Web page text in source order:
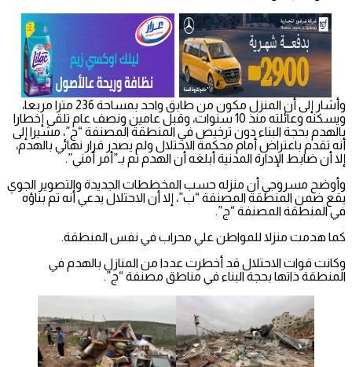
وأشار إلى أن المنزل مكون من طابق واحد بمساحة 236 مترا مربعا،
ويسكنه وعائلته منذ 10 سنوات، وقبل عامين ونصف عام تلقى إخطارا
بالهدم بحجة البناء دون ترخيص في المنطقة المصنفة “ج”، مشيرا إلى
أنه تقدم باعتراض أمام محكمة الاحتلال ولم يصدر قرار نهائي بالهدم،
إلا أن ضابط الإدارة المدنية أبلغه أن الهدم تم بـ”أمر أمني”.
وأوضح مسروجي أن منزله حسب المخططات الجديدة والتصوير الجوي
يقع ضمن المنطقة المصنفة “ب”، إلا أن الاحتلال يدعي أنه تم بناؤه
في المنطقة المصنفة “ج”.
كما هدمت منزلا للمواطن علي محراب في نفس المنطقة.
وكانت قوات الاحتلال قد أخطرت عددا من المنازل بالهدم في
المنطقة ذاتها بحجة البناء في مناطق مصنفة “ج”.